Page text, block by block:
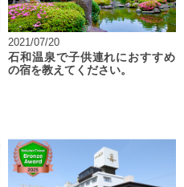
2021/07/20
石和温泉で子供連れにおすすめ
の宿を教えてください。